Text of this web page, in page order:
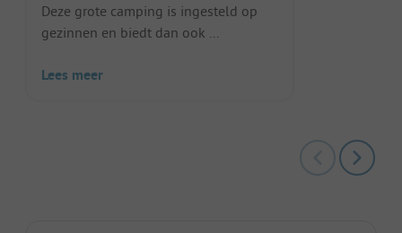
Deze grote camping is ingesteld op
gezinnen en biedt dan ook ...
Lees meer